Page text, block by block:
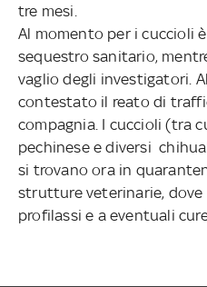
tre mesi.
Al momento per i cuccioli
sequestro sanitario,
vaglio degli investigatori.
contestato il reato di
compagnia. I cuccioli (tra
pechinese e diversi
si trovano ora in
strutture veterinarie,
profilassi e a eventuali